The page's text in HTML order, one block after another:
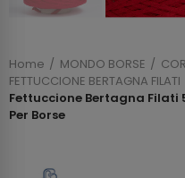
Home MONDO BORSE
FETTUCCIONE BERTAGNA FILATI
Fettuccione Bertagna Filati
Per Borse